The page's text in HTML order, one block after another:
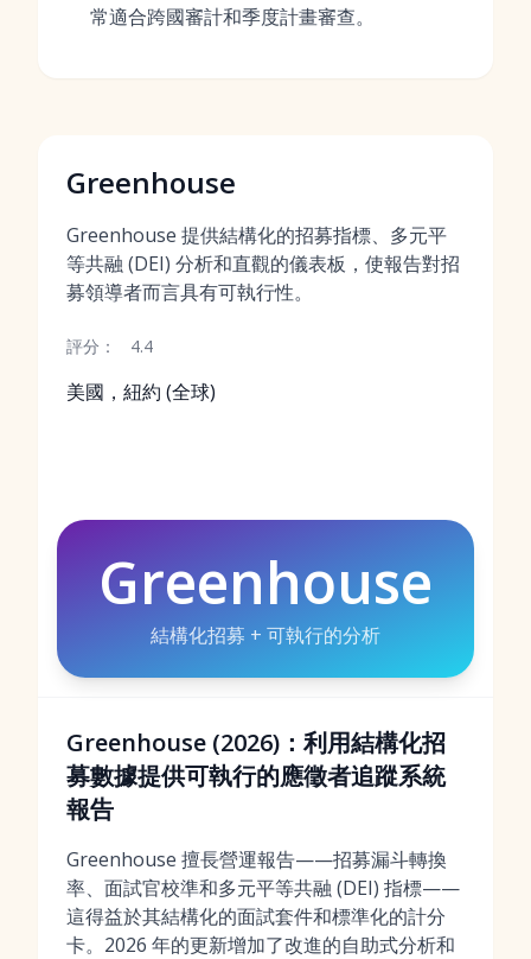
常適合跨國審計和季度計畫審查。
Greenhouse
Greenhouse 提供結構化的招募指標、多元平
等共融 (DEI) 分析和直觀的儀表板，使報告對招
募領導者而言具有可執行性。
評分： 4.4
美國，紐約 (全球)
Greenhouse
結構化招募 + 可執行的分析
Greenhouse (2026)：利用結構化招
募數據提供可執行的應徵者追蹤系統
報告
Greenhouse 擅長營運報告——招募漏斗轉換
率、面試官校準和多元平等共融 (DEI) 指標——
這得益於其結構化的面試套件和標準化的計分
卡。2026 年的更新增加了改進的自助式分析和